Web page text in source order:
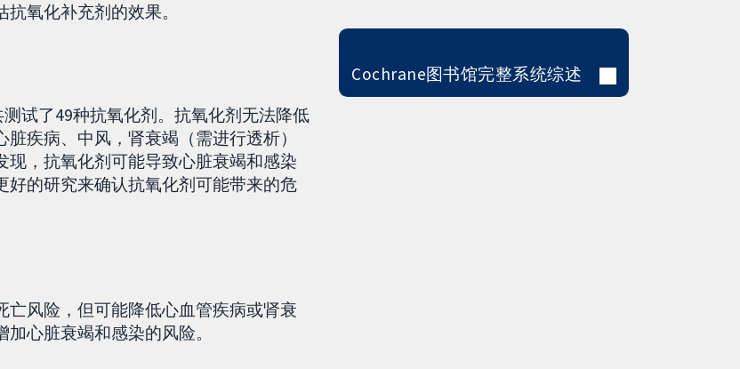
氧化补充剂的效果。
试了49种抗氧化剂。抗氧化剂无法降低
疾病、中风，肾衰竭（需进行透析）
，抗氧化剂可能导致心脏衰竭和感染
的研究来确认抗氧化剂可能带来的危
风险，但可能降低心血管疾病或肾衰
心脏衰竭和感染的风险。
Cochrane图书馆完整系统综述